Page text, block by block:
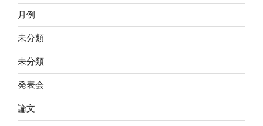
月例
未分類
未分類
発表会
論文